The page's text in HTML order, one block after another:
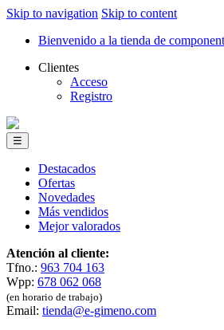
Skip to navigation Skip to content
Bienvenido a la tienda de
Clientes
Acceso
Registro
☰
Destacados
Ofertas
Novedades
Más vendidos
Mejor valorados
Atención al cliente:
Tfno.: 963 704 163
Wpp: 678 062 068
(en horario de trabajo)
Email: tienda@e-gimeno.com